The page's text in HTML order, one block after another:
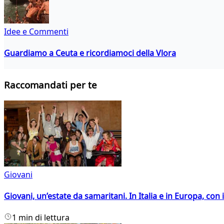
Idee e Commenti
Guardiamo a Ceuta e ricordiamoci della Vlora
Raccomandati per te
Giovani
Giovani, un’estate da samaritani. In Italia e in Europa,
1 min di lettura